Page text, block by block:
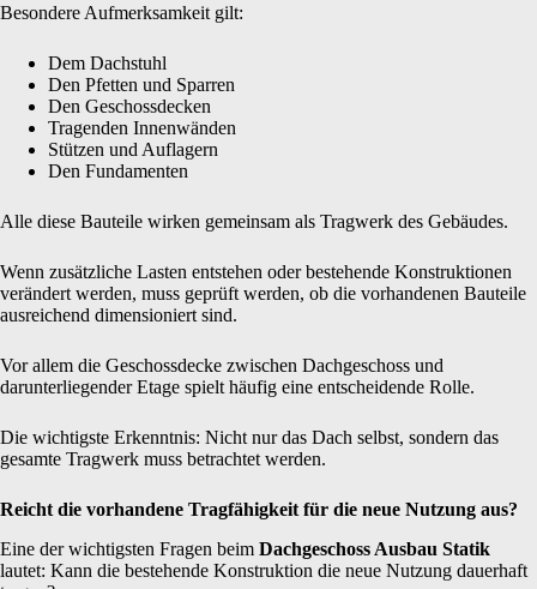
Besondere Aufmerksamkeit gilt:
Dem Dachstuhl
Den Pfetten und Sparren
Den Geschossdecken
Tragenden Innenwänden
Stützen und Auflagern
Den Fundamenten
Alle diese Bauteile wirken gemeinsam als Tragwerk des Gebäudes.
Wenn zusätzliche Lasten entstehen oder bestehende Konstruktionen
verändert werden, muss geprüft werden, ob die vorhandenen Bauteile
ausreichend dimensioniert sind.
Vor allem die Geschossdecke zwischen Dachgeschoss und
darunterliegender Etage spielt häufig eine entscheidende Rolle.
Die wichtigste Erkenntnis: Nicht nur das Dach selbst, sondern das
gesamte Tragwerk muss betrachtet werden.
Reicht die vorhandene Tragfähigkeit für die neue Nutzung aus?
Eine der wichtigsten Fragen beim Dachgeschoss Ausbau Statik
lautet: Kann die bestehende Konstruktion die neue Nutzung dauerhaft